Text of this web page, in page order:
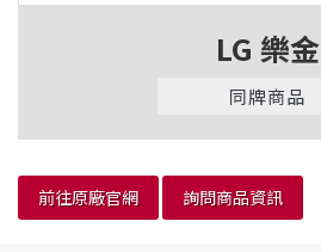
LG 樂金
同牌商品
前往原廠官網 詢問商品資訊